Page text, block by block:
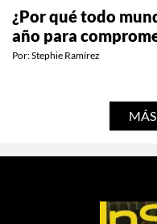
¿Por qué todo
año para
Por:Stephie Ramírez